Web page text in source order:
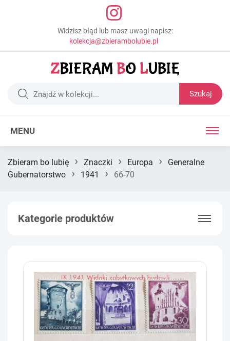
Widzisz błąd lub masz uwagi napisz:
kolekcja@zbierambolubie.pl
Szukaj
MENU
Zbieram bo lubię › Znaczki › Europa ›
Generalne
Gubernatorstwo
› 1941 › 66-70
Kategorie produktów